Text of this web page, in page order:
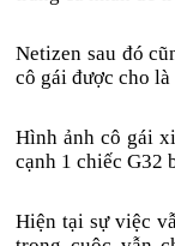
Netizen sau đó
cô gái được cho
Hình ảnh cô gái
cạnh 1 chiếc G32
Hiện tại sự việc